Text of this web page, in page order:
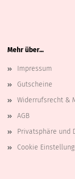
Mehr über...
Impressum
Gutscheine
Widerrufsrecht &
AGB
Privatsphäre und
Cookie